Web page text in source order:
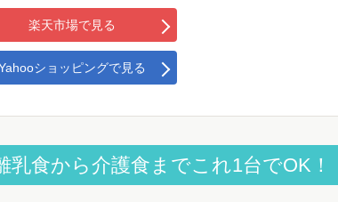
楽天市場で見る
ショッピングで見る
乳食から介護食までこれ1台でOK！